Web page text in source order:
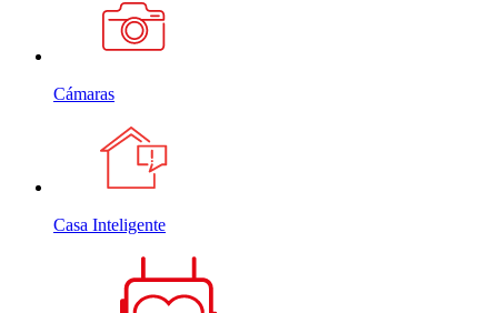
Cámaras
Casa Inteligente